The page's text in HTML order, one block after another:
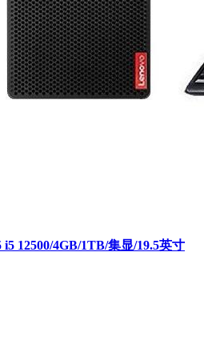
12500/4GB/1TB/集显/19.5英寸